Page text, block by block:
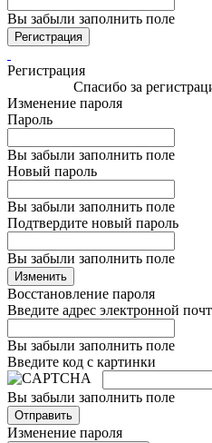
Вы забыли заполнить поле
Регистрация
Регистрация
Спасибо за
Изменение пароля
Пароль
Вы забыли заполнить поле
Новый пароль
Вы забыли заполнить поле
Подтвердите новый пароль
Вы забыли заполнить поле
Изменить
Восстановление пароля
Введите адрес электронной
Вы забыли заполнить поле
Введите код с картинки
Вы забыли заполнить поле
Отправить
Изменение пароля